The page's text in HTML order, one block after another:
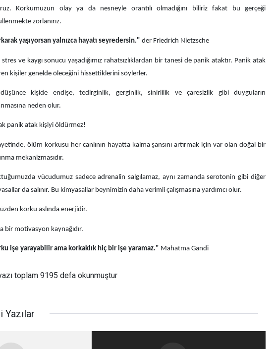
Korkumuzun olay ya da nesneyle orantılı olmadığını biliriz fakat bu gerçeği
zorlanırız.
yaşıyorsan yalnızca hayatı seyredersin." der Friedrich Nietzsche
stres ve kaygı sonucu yaşadığımız rahatsızlıklardan bir tanesi de panik ataktır. Panik atak
kişiler genelde öleceğini hissettiklerini söylerler.
kişide endişe, tedirginlik, gerginlik, sinirlilik ve çaresizlik gibi duyguların
neden olur.
panik atak kişiyi öldürmez!
ölüm korkusu her canlının hayatta kalma şansını artırmak için var olan doğal bir
mekanizmasıdır.
vücudumuz sadece adrenalin salgılamaz, aynı zamanda serotonin gibi diğer
da salınır. Bu kimyasallar beynimizin daha verimli çalışmasına yardımcı olur.
korku aslında enerjidir.
bir motivasyon kaynağıdır.
işe yarayabilir ama korkaklık hiç bir işe yaramaz." Mahatma Gandi
toplam 9195 defa okunmuştur
Yazılar